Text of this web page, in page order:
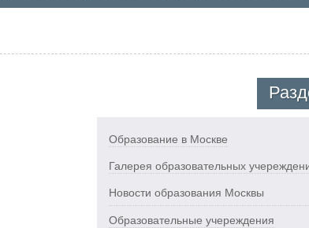
Образование в Москве
Галерея образовательных
Новости образования Москвы
Образовательные учереждения